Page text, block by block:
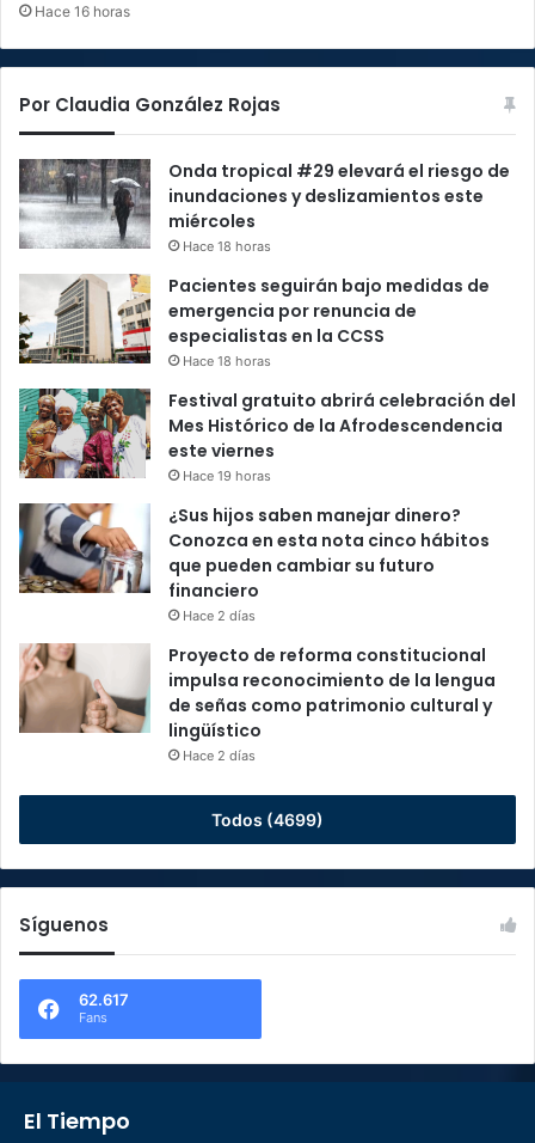
Hace 16 horas
Por Claudia González Rojas
Onda tropical #29 elevará el riesgo de
inundaciones y deslizamientos este
miércoles
Hace 18 horas
Pacientes seguirán bajo medidas de
emergencia por renuncia de
especialistas en la CCSS
Hace 18 horas
Festival gratuito abrirá celebración del
Mes Histórico de la Afrodescendencia
este viernes
Hace 19 horas
¿Sus hijos saben manejar dinero?
Conozca en esta nota cinco hábitos
que pueden cambiar su futuro
financiero
Hace 2 días
Proyecto de reforma constitucional
impulsa reconocimiento de la lengua
de señas como patrimonio cultural y
lingüístico
Hace 2 días
Todos (4699)
Síguenos
62.617
Fans
El Tiempo